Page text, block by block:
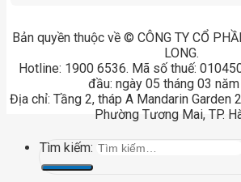
Bản quyền thuộc về © CÔNG TY CỔ
LONG.
Hotline: 1900 6536. Mã số thuế:
đầu: ngày 05 tháng 03
Địa chỉ: Tầng 2, tháp A Mandarin Garden
Phường Tương Mai, TP.
Tìm kiếm: